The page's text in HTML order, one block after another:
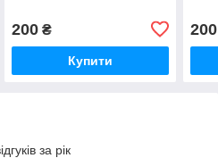
200₴
Купити
200
за рік